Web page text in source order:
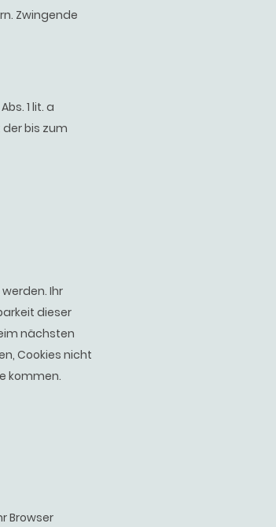
Zwingende
1 lit. a
der bis zum
Ihr
dieser
nächsten
Cookies nicht
kommen.
Browser